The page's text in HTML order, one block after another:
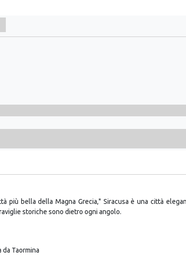
più bella della Magna Grecia," Siracusa è una città
storiche sono dietro ogni angolo.
da Taormina